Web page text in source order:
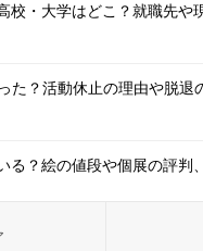
校・大学はどこ？就職先や
た？活動休止の理由や脱退
る？絵の値段や個展の評判
誰？馴れ初めや結婚生活、